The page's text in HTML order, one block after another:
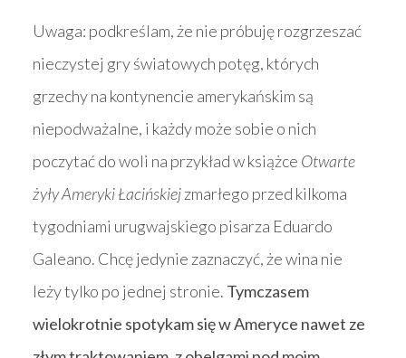
Uwaga: podkreślam, że nie próbuję rozgrzeszać
nieczystej gry światowych potęg, których
grzechy na kontynencie amerykańskim są
niepodważalne, i każdy może sobie o nich
poczytać do woli na przykład w książce Otwarte
żyły Ameryki Łacińskiejzmarłego przed kilkoma
tygodniami urugwajskiego pisarza Eduardo
Galeano. Chcę jedynie zaznaczyć, że wina nie
leży tylko po jednej stronie. Tymczasem
wielokrotnie spotykam się w Ameryce nawet ze